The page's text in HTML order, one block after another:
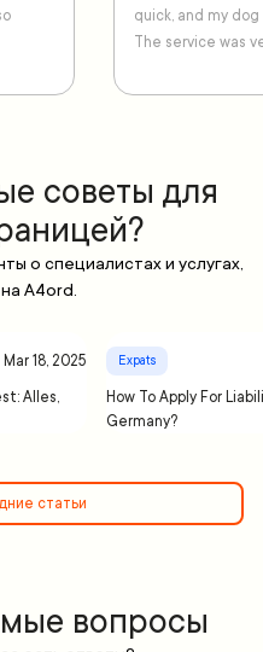
quick, and my
The service was
советы для
о специалистах и услугах,
A4ord.
Mar 18, 2025
Alles,
Expats
How To Apply For
Germany?
статьи
вопросы